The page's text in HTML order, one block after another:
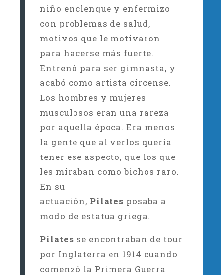
niño enclenque y enfermizo
con problemas de salud,
motivos que le motivaron
para hacerse más fuerte.
Entrenó para ser gimnasta, y
acabó como artista circense.
Los hombres y mujeres
musculosos eran una rareza
por aquella época. Era menos
la gente que al verlos quería
tener ese aspecto, que los que
les miraban como bichos raro.
En su
actuación, Pilates posaba a
modo de estatua griega.
Pilates se encontraban de tour
por Inglaterra en 1914 cuando
comenzó la Primera Guerra